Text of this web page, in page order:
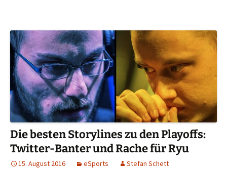
Die besten Storylines zu den Playoffs:
Twitter-Banter und Rache für Ryu
15. August 2016 eSports Stefan Schett